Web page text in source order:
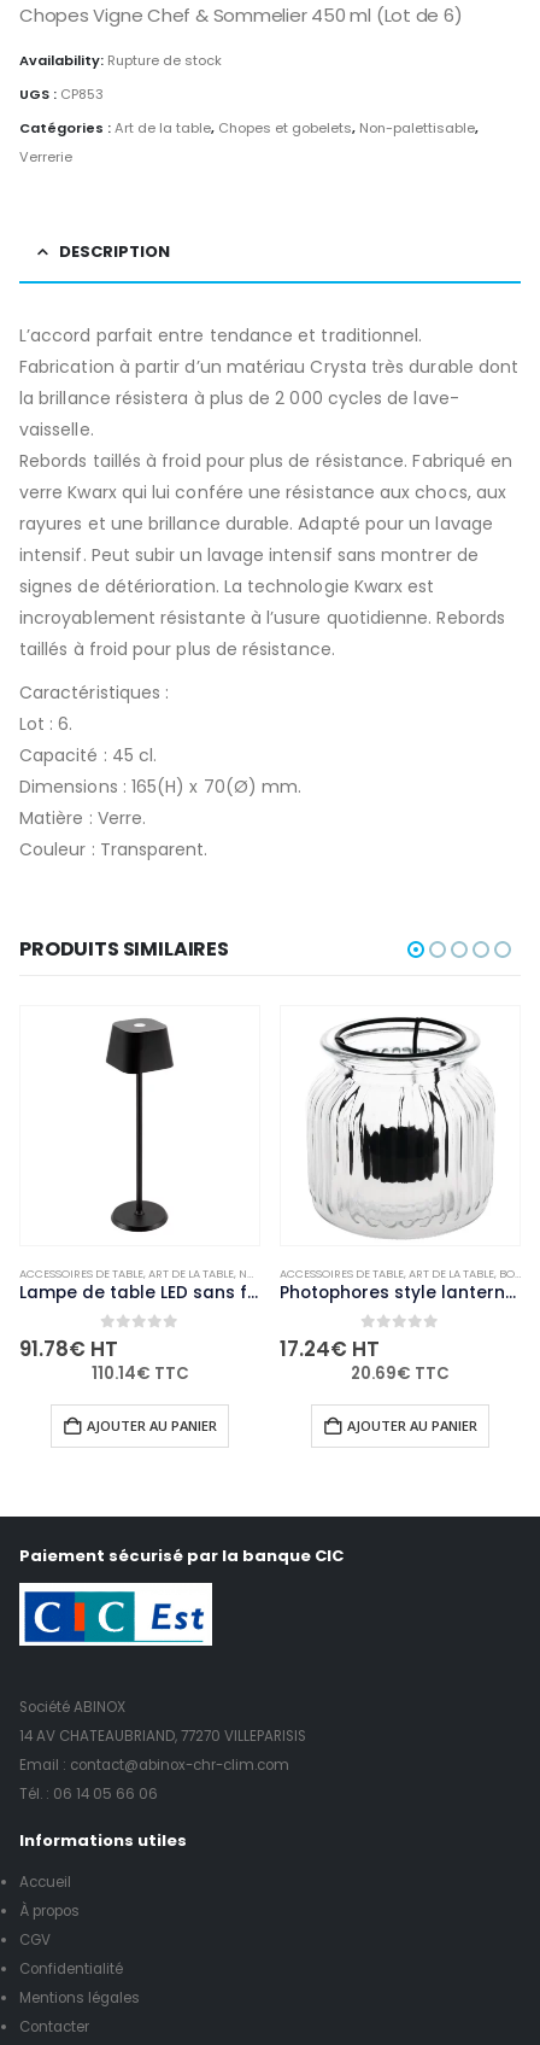
Chopes Vigne Chef & Sommelier 450 ml (Lot de 6)
Availability: Rupture de stock
UGS : CP853
Catégories :Art de la table, Chopes et gobelets, Non-palettisable,
Verrerie
DESCRIPTION
L’accord parfait entre tendance et traditionnel.
Fabrication à partir d’un matériau Crysta très durable dont
la brillance résistera à plus de 2 000 cycles de lave-
vaisselle.
Rebords taillés à froid pour plus de résistance. Fabriqué en
verre Kwarx qui lui confére une résistance aux chocs, aux
rayures et une brillance durable. Adapté pour un lavage
intensif. Peut subir un lavage intensif sans montrer de
signes de détérioration. La technologie Kwarx est
incroyablement résistante à l’usure quotidienne. Rebords
taillés à froid pour plus de résistance.
Caractéristiques :
Lot : 6.
Capacité : 45 cl.
Dimensions : 165(H) x 70(Ø) mm.
Matière : Verre.
Couleur : Transparent.
PRODUITS SIMILAIRES
,NON-PALETTISABLE
ACCESSOIRES DE TABLE,ART DE LA TABLE, NON-PALETTISABLE
Lampe de table LED sans fil noire à intensité variable Securit Georgina avec câble de chargement magnétique
0out of 5
91.78€ HT
110.14€ TTC
AJOUTER AU PANIER
ACCESSOIRES DE TABLE,ART DE LA TABLE, BOUGIES ET PHOTOPHORES
Photophores style lanterne Olympia (lot de 6)
0out of 5
17.24€ HT
20.69€ TTC
AJOUTER AU PANIER
Paiement sécurisé par la banque CIC
Société ABINOX
14 AV CHATEAUBRIAND, 77270 VILLEPARISIS
Email : contact@abinox-chr-clim.com
Tél. : 06 14 05 66 06
Informations utiles
Accueil
À propos
CGV
Confidentialité
Mentions légales
Contacter